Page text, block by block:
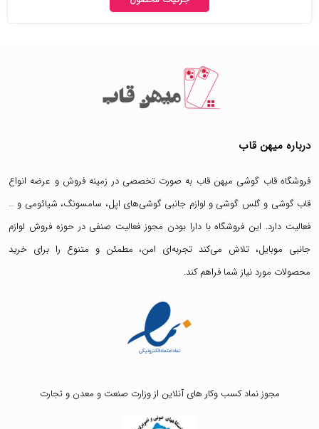
درباره میهن قاب
فروشگاه قاب گوشی میهن قاب به صورت تخصصی در زمینه فروش و عرضه انواع
قاب گوشی وگلس گوشی و لوازم جانبی گوشی‌های اپل، سامسونگ، شیائومی و …
فعالیت دارد. این فروشگاه با دارا بودن مجوز فعالیت صنفی در حوزه فروش لوازم
جانبی موبایل، تلاش می‌کند تجربه‌ای امن، مطمئن و متنوع را برای خرید
محصولات مورد نیاز شما فراهم کند.
مجوز نماد کسب وکار های آنلاین از وزارت صنعت و معدن و تجارت